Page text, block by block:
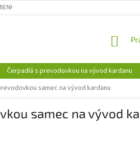
OCHRANY OSOBNÝCH ÚDAJOV
Čerpadlá s prevodovkou na vývod kardanu
samec na vývod kardanu
samec na vývod